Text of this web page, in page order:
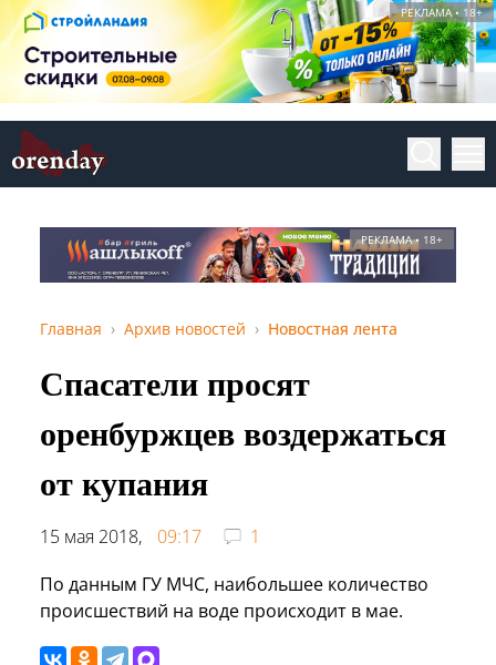
РЕКЛАМА • 18+
РЕКЛАМА • 18+
Главная Архив новостей Новостная лента
Спасатели просят
оренбуржцев воздержаться
от купания
15 мая 2018, 09:17
1
По данным ГУ МЧС, наибольшее количество
происшествий на воде происходит в мае.